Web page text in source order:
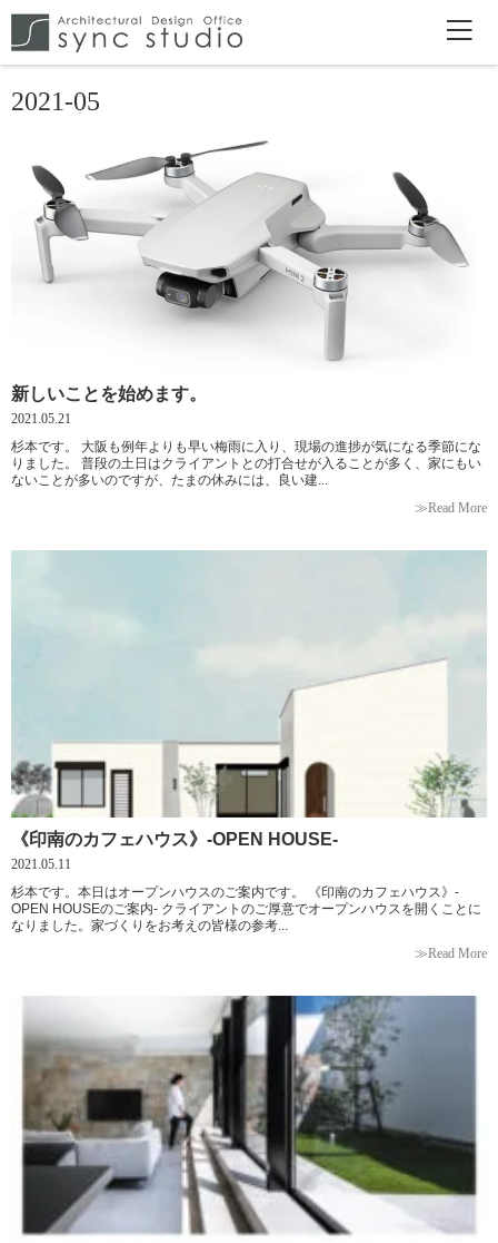
2021-05
新しいことを始めます。
2021.05.21
杉本です。 大阪も例年よりも早い梅雨に入り、現場の進捗が気になる季節にな
りました。 普段の土日はクライアントとの打合せが入ることが多く、家にもい
ないことが多いのですが、たまの休みには、良い建...
≫Read More
《印南のカフェハウス》-OPEN HOUSE-
2021.05.11
杉本です。本日はオープンハウスのご案内です。 《印南のカフェハウス》-
OPEN HOUSEのご案内- クライアントのご厚意でオープンハウスを開くことに
なりました。家づくりをお考えの皆様の参考...
≫Read More